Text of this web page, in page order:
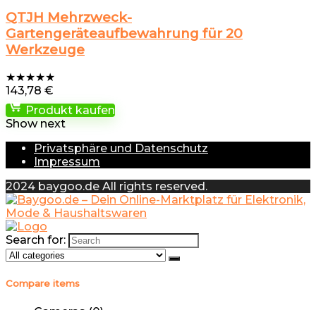
QTJH Mehrzweck-
Gartengeräteaufbewahrung für 20
Werkzeuge
★★★★★
143,78 €
Produkt kaufen
Show next
Privatsphäre und Datenschutz
Impressum
2024 baygoo.de All rights reserved.
Search for:
Compare items